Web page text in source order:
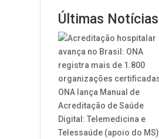
Últimas Notícias
ONA lança Manual de
Acreditação de Saúde
Digital: Telemedicina e
Telessaúde (apoio do MS)